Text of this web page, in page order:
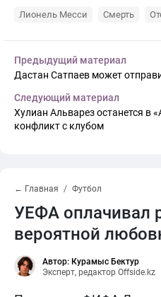
Лионель Месси Смерть
Предыдущий материал
Дастан Сатпаев может
Следующий материал
Хулиан Альварез останется в
конфликт с клубом
← Главная Футбол
УЕФА оплачивал
вероятной
Автор: Курамыс Бектур
Эксперт, редактор Offside.kz